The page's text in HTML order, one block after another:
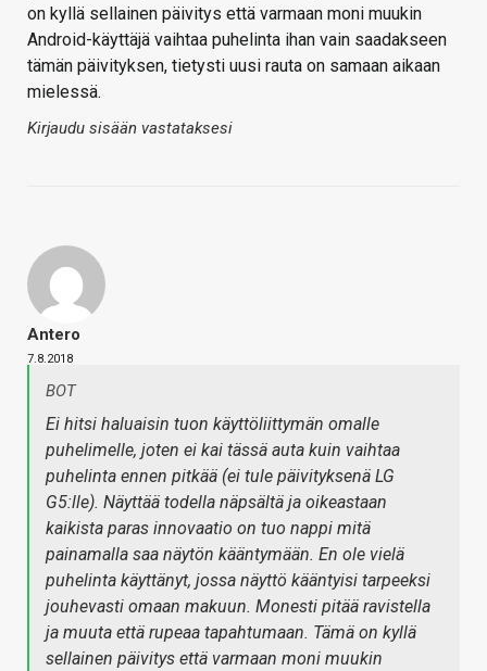
on kyllä sellainen päivitys että varmaan moni muukin
Android-käyttäjä vaihtaa puhelinta ihan vain saadakseen
tämän päivityksen, tietysti uusi rauta on samaan aikaan
mielessä.
Kirjaudu sisään vastataksesi
Antero
7.8.2018
BOT
Ei hitsi haluaisin tuon käyttöliittymän omalle
puhelimelle, joten ei kai tässä auta kuin vaihtaa
puhelinta ennen pitkää (ei tule päivityksenä LG
G5:lle). Näyttää todella näpsältä ja oikeastaan
kaikista paras innovaatio on tuo nappi mitä
painamalla saa näytön kääntymään. En ole vielä
puhelinta käyttänyt, jossa näyttö kääntyisi tarpeeksi
jouhevasti omaan makuun. Monesti pitää ravistella
ja muuta että rupeaa tapahtumaan. Tämä on kyllä
sellainen päivitys että varmaan moni muukin